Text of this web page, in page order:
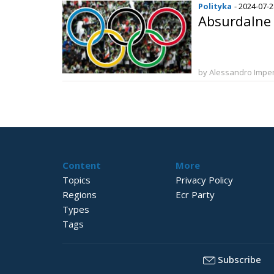
Polityka - 2024-07-
by Alessandro
Content
Topics
Regions
Types
Tags
More
Privacy Policy
Ecr Party
Subscribe